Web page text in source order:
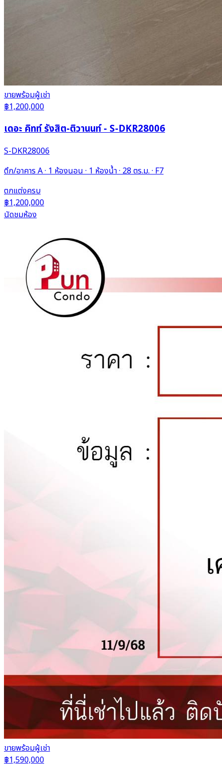
ขายพร้อมผู้เช่า
฿1,200,000
เดอะ คิทท์ รังสิต-ติวานนท์ - S-DKR28006
S-DKR28006
ตึก/อาคาร A · 1 ห้องนอน · 1 ห้องน้ำ · 28 ตร.ม. · F7
ตกแต่งครบ
฿1,200,000
นัดชมห้อง
ขายพร้อมผู้เช่า
฿1,590,000